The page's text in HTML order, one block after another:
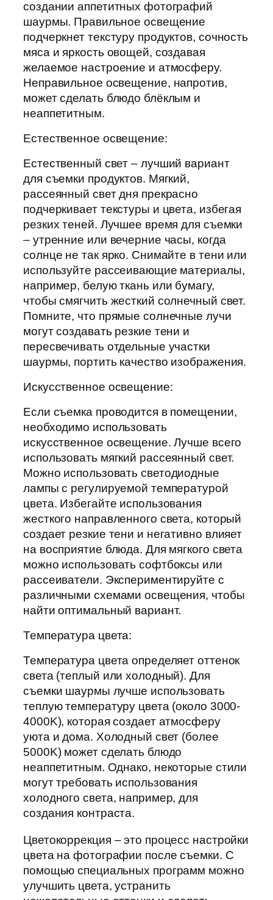
создании аппетитных фотографий
шаурмы. Правильное освещение
подчеркнет текстуру продуктов, сочность
мяса и яркость овощей, создавая
желаемое настроение и атмосферу.
Неправильное освещение, напротив,
может сделать блюдо блёклым и
неаппетитным.
Естественное освещение:
Естественный свет – лучший вариант
для съемки продуктов. Мягкий,
рассеянный свет дня прекрасно
подчеркивает текстуры и цвета, избегая
резких теней. Лучшее время для съемки
– утренние или вечерние часы, когда
солнце не так ярко. Снимайте в тени или
используйте рассеивающие материалы,
например, белую ткань или бумагу,
чтобы смягчить жесткий солнечный свет.
Помните, что прямые солнечные лучи
могут создавать резкие тени и
пересвечивать отдельные участки
шаурмы, портить качество изображения.
Искусственное освещение:
Если съемка проводится в помещении,
необходимо использовать
искусственное освещение. Лучше всего
использовать мягкий рассеянный свет.
Можно использовать светодиодные
лампы с регулируемой температурой
цвета. Избегайте использования
жесткого направленного света, который
создает резкие тени и негативно влияет
на восприятие блюда. Для мягкого света
можно использовать софтбоксы или
рассеиватели. Экспериментируйте с
различными схемами освещения, чтобы
найти оптимальный вариант.
Температура цвета:
Температура цвета определяет оттенок
света (теплый или холодный). Для
съемки шаурмы лучше использовать
теплую температуру цвета (около 3000-
4000K), которая создает атмосферу
уюта и дома. Холодный свет (более
5000K) может сделать блюдо
неаппетитным. Однако, некоторые стили
могут требовать использования
холодного света, например, для
создания контраста.
Цветокоррекция – это процесс настройки
цвета на фотографии после съемки. С
помощью специальных программ можно
улучшить цвета, устранить